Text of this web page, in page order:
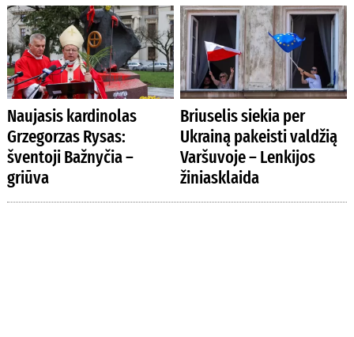
Naujasis kardinolas
Grzegorzas Rysas:
šventoji Bažnyčia –
griūva
Briuselis siekia per
Ukrainą pakeisti valdžią
Varšuvoje – Lenkijos
žiniasklaida